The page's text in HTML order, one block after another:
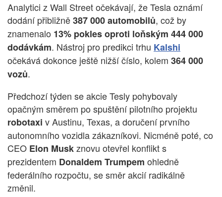
Analytici z Wall Street očekávají, že Tesla oznámí
dodání přibližně387 000 automobilů, což by
znamenalo 13% pokles oproti loňským 444 000
dodávkám. Nástroj pro predikci trhu Kalshi
očekává dokonce ještě nižší číslo, kolem 364 000
vozů.
Předchozí týden se akcie Tesly pohybovaly
opačným směrem po spuštění pilotního projektu
robotaxi v Austinu, Texas, a doručení prvního
autonomního vozidla zákazníkovi. Nicméně poté, co
CEO Elon Muskznovu otevřel konflikt s
prezidentem Donaldem Trumpem ohledně
federálního rozpočtu, se směr akcií radikálně
změnil.